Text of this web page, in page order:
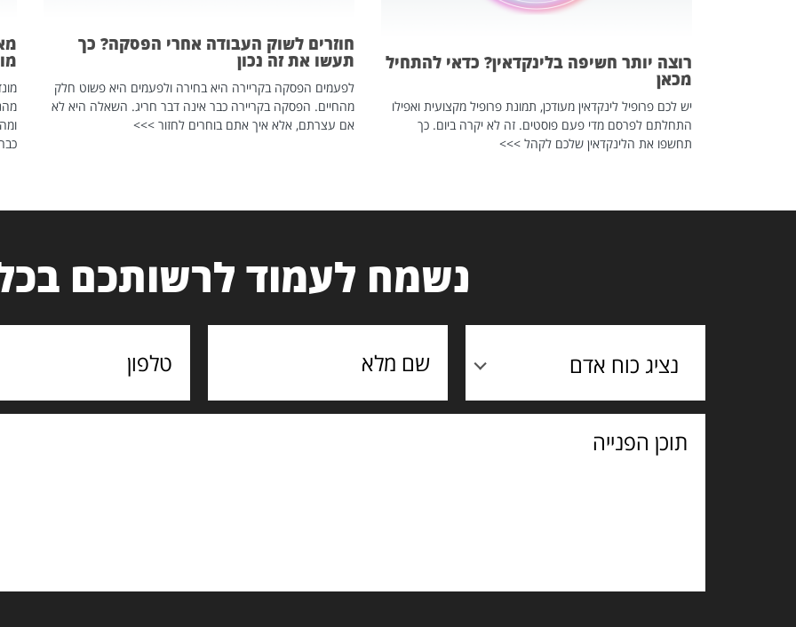
רוצה יותר חשיפה בלינקדאין? כדאי להתחיל
מכאן
יש לכם פרופיל לינקדאין מעודכן, תמונת פרופיל מקצועית ואפילו
התחלתם לפרסם מדי פעם פוסטים. זה לא יקרה ביום. כך
תחשפו את הלינקדאין שלכם לקהל >>>
חוזרים לשוק העבודה אחרי הפסקה? כך
תעשו את זה נכון
לפעמים הפסקה בקריירה היא בחירה ולפעמים היא פשוט חלק
מהחיים. הפסקה בקריירה כבר אינה דבר חריג. השאלה היא לא
אם עצרתם, אלא איך אתם בוחרים לחזור >>>
נשמח לעמוד לרשותכם
נציג כוח אדם
תוכן